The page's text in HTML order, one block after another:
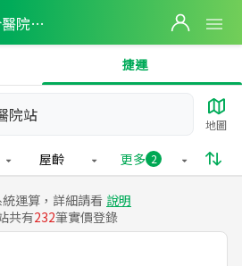
聯合醫院站實價登錄
捷運
院站 地圖
屋齡 更多 2
運算，詳細請看 說明
共有232筆實價登錄